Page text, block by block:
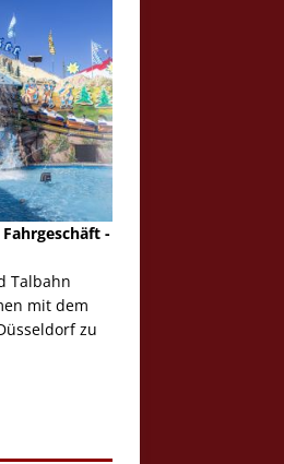
-
Talbahn
mit dem
zu